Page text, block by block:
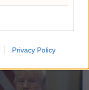
Privacy Policy
for
årlige